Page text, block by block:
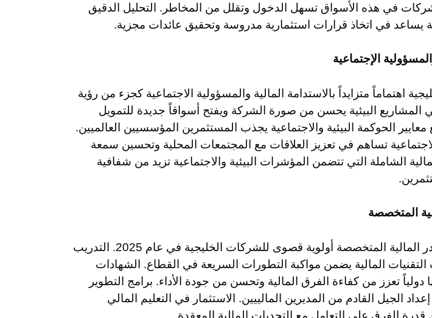
في هذه الأسواق تسهل الدخول وتقلل من المخاطر. التحليل الدقيق
يساعد في اتخاذ قرارات استثمارية مدروسة وتحقيق عائدات مجزية.
الإجتماعية
اهتماماً متزايداً بالاستدامة المالية والمسؤولية الاجتماعية كجزء من رؤية
في المشاريع البيئية يحسن من صورة الشركة ويفتح أسواقاً جديدة للتمويل
الحوكمة البيئية والاجتماعية يجذب المستثمرين المؤسسيين العالميين.
تساهم في تعزيز العلاقات مع المجتمعات المحلية وتحسين سمعة
الشاملة التي تتضمن المؤشرات البيئية والاجتماعية تزيد من شفافية
المتخصصة
يشكل تطوير الكوادر المالية المتخصصة أولوية قصوى للشركات الخليجية في عام 2025. التدريب
المالية يضمن مواكبة التطورات السريعة في القطاع. الشهادات
دولياً تعزز من كفاءة الفرق المالية وتحسن من جودة الأداء. برامج التطوير
الجيل القادم من المديرين المالييين. الاستثمار في التعليم المالي
الفرق على التعامل مع التحديات المالية المعقدة.